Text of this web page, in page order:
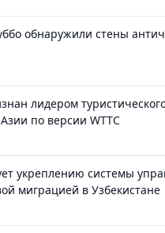
обнаружили стены
лидером
по версии WTTC
укреплению системы
миграцией в Узбекистане